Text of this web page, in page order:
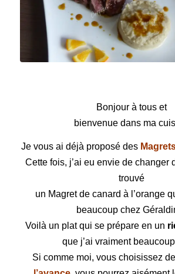
Bonjour à tous et
bienvenue dans ma
Je vous ai déjà proposé des
Cette fois, j’ai eu envie de changer
trouvé
un Magretde canard à l’orange
beaucoup chez
Voilà un plat qui se prépare en un
que j’ai vraiment
Si comme moi, vous choisissez